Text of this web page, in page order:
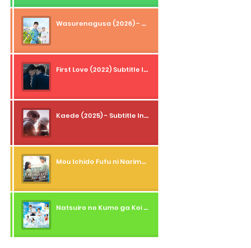
Wasurenagusa (2026) - 01+02 Subtitle Indonesia
First Love (2022) Subtitle Indonesia + Tanpa Iklan + Streaming + 1080p
Kaede (2025) - Subtitle Indonesia
Mou Ichido Fufu ni Narimasu ka? (2026) - 01 Subtitle Indonesia
Natsuiro no Kumo ga Koi to Arashi wo Makiokosu (2026) - 01 Subtitle Indonesia